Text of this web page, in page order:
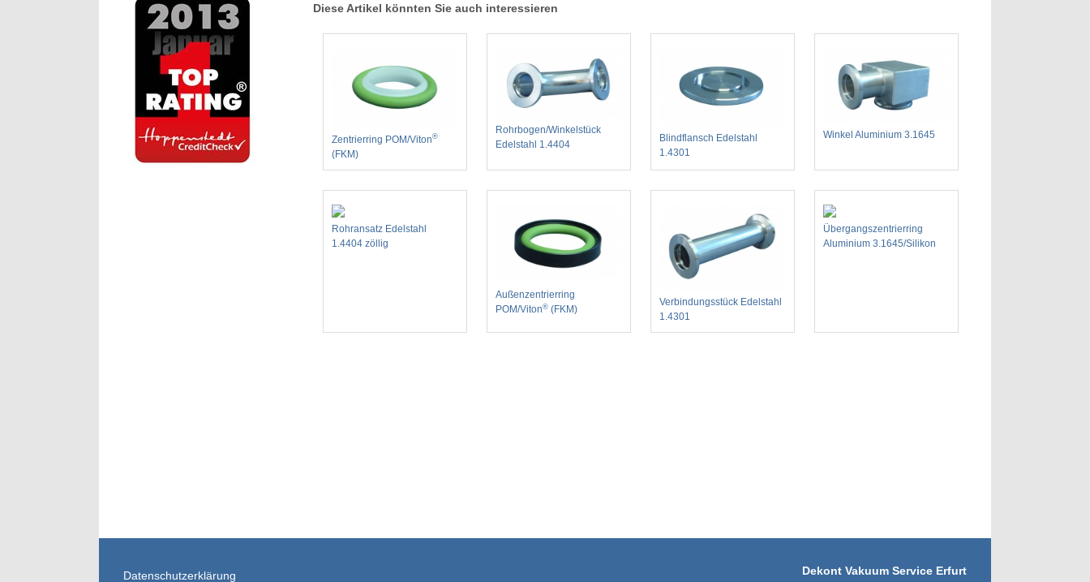
Diese Artikel könnten Sie auch interessieren
Zentrierring POM/Viton®
(FKM)
Rohrbogen/Winkelstück
Edelstahl 1.4404
Blindflansch Edelstahl
1.4301
Winkel Aluminium 3.1645
Rohransatz Edelstahl
1.4404 zöllig
Außenzentrierring
POM/Viton® (FKM)
Verbindungsstück Edelstahl
1.4301
Übergangszentrierring
Aluminium 3.1645/Silikon
Datenschutzerklärung
Dekont Vakuum Service Erfurt